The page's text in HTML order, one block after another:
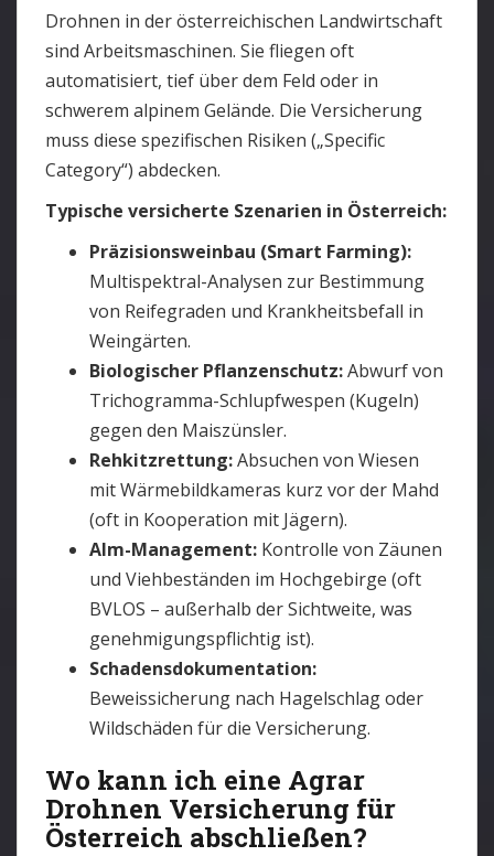
Drohnen in der österreichischen Landwirtschaft
sind Arbeitsmaschinen. Sie fliegen oft
automatisiert, tief über dem Feld oder in
schwerem alpinem Gelände. Die Versicherung
muss diese spezifischen Risiken („Specific
Category“) abdecken.
Typische versicherte Szenarien in Österreich:
Präzisionsweinbau (Smart Farming):
Multispektral-Analysen zur Bestimmung
von Reifegraden und Krankheitsbefall in
Weingärten.
Biologischer Pflanzenschutz:Abwurf von
Trichogramma-Schlupfwespen (Kugeln)
gegen den Maiszünsler.
Rehkitzrettung:Absuchen von Wiesen
mit Wärmebildkameras kurz vor der Mahd
(oft in Kooperation mit Jägern).
Alm-Management: Kontrolle von Zäunen
und Viehbeständen im Hochgebirge (oft
BVLOS – außerhalb der Sichtweite, was
genehmigungspflichtig ist).
Schadensdokumentation:
Beweissicherung nach Hagelschlag oder
Wildschäden für die Versicherung.
Wo kann ich eine Agrar
Drohnen Versicherung für
Österreich abschließen?